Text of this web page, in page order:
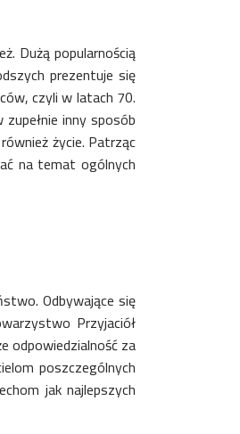
Dużą popularnością
prezentuje się
czyli w latach 70.
inny sposób
życie. Patrząc
na temat ogólnych
Odbywające się
Przyjaciół
odpowiedzialność za
poszczególnych
jak najlepszych